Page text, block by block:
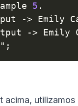
5 .
-> Emily
-> Emily
" ;
acima,